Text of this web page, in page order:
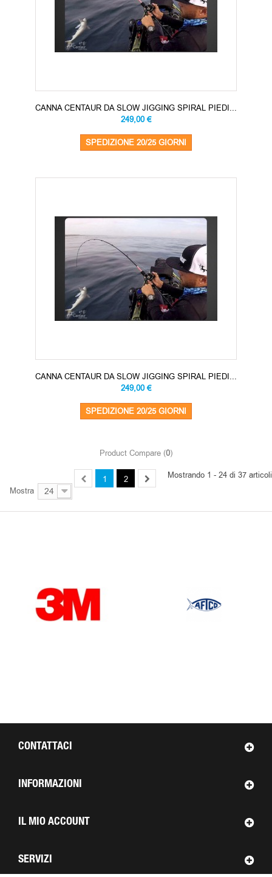
CANNA CENTAUR DA SLOW JIGGING SPIRAL PIEDI...
249,00 €
SPEDIZIONE 20/25 GIORNI
CANNA CENTAUR DA SLOW JIGGING SPIRAL PIEDI...
249,00 €
SPEDIZIONE 20/25 GIORNI
Product Compare (0)
Mostra 24
1 2 Mostrando 1 - 24 di 37 articoli
CONTATTACI
INFORMAZIONI
IL MIO ACCOUNT
SERVIZI